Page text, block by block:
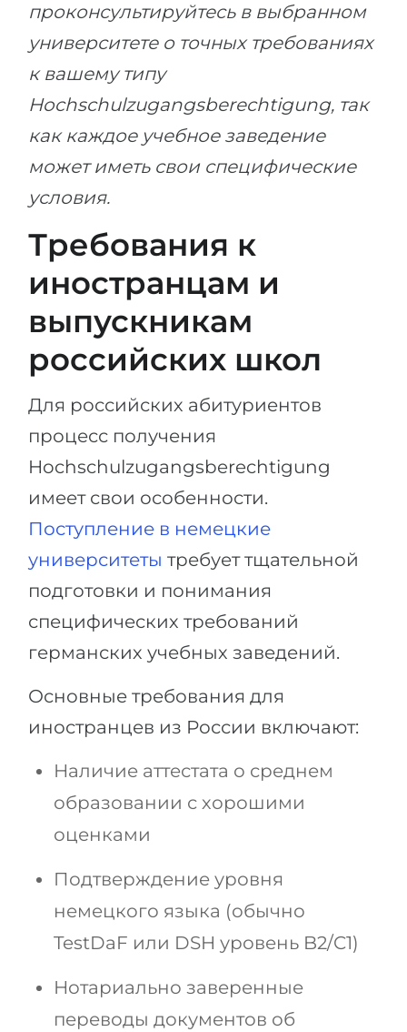
проконсультируйтесь в выбранном
университете о точных требованиях
к вашему типу
Hochschulzugangsberechtigung, так
как каждое учебное заведение
может иметь свои специфические
условия.
Требования к
иностранцам и
выпускникам
российских школ
Для российских абитуриентов
процесс получения
Hochschulzugangsberechtigung
имеет свои особенности.
Поступление в немецкие
университеты требует тщательной
подготовки и понимания
специфических требований
германских учебных заведений.
Основные требования для
иностранцев из России включают:
Наличие аттестата о среднем
образовании с хорошими
оценками
Подтверждение уровня
немецкого языка (обычно
TestDaF или DSH уровень B2/C1)
Нотариально заверенные
переводы документов об